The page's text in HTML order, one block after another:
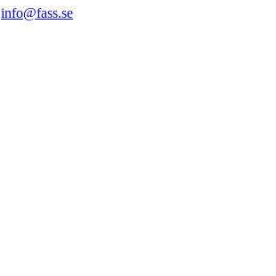
info@fass.se